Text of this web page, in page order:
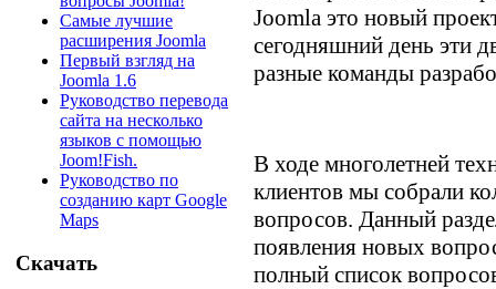
Самые лучшие
расширения Joomla
Первый взгляд на
Joomla 1.6
Руководство перевода
сайта на несколько
языков с помощью
Joom!Fish.
Руководство по
созданию карт Google
Maps
Скачать
Joomla это новый
сегодняшний день эти
разные команды
В ходе многолетней
клиентов мы собрали
вопросов. Данный
появления новых
полный список